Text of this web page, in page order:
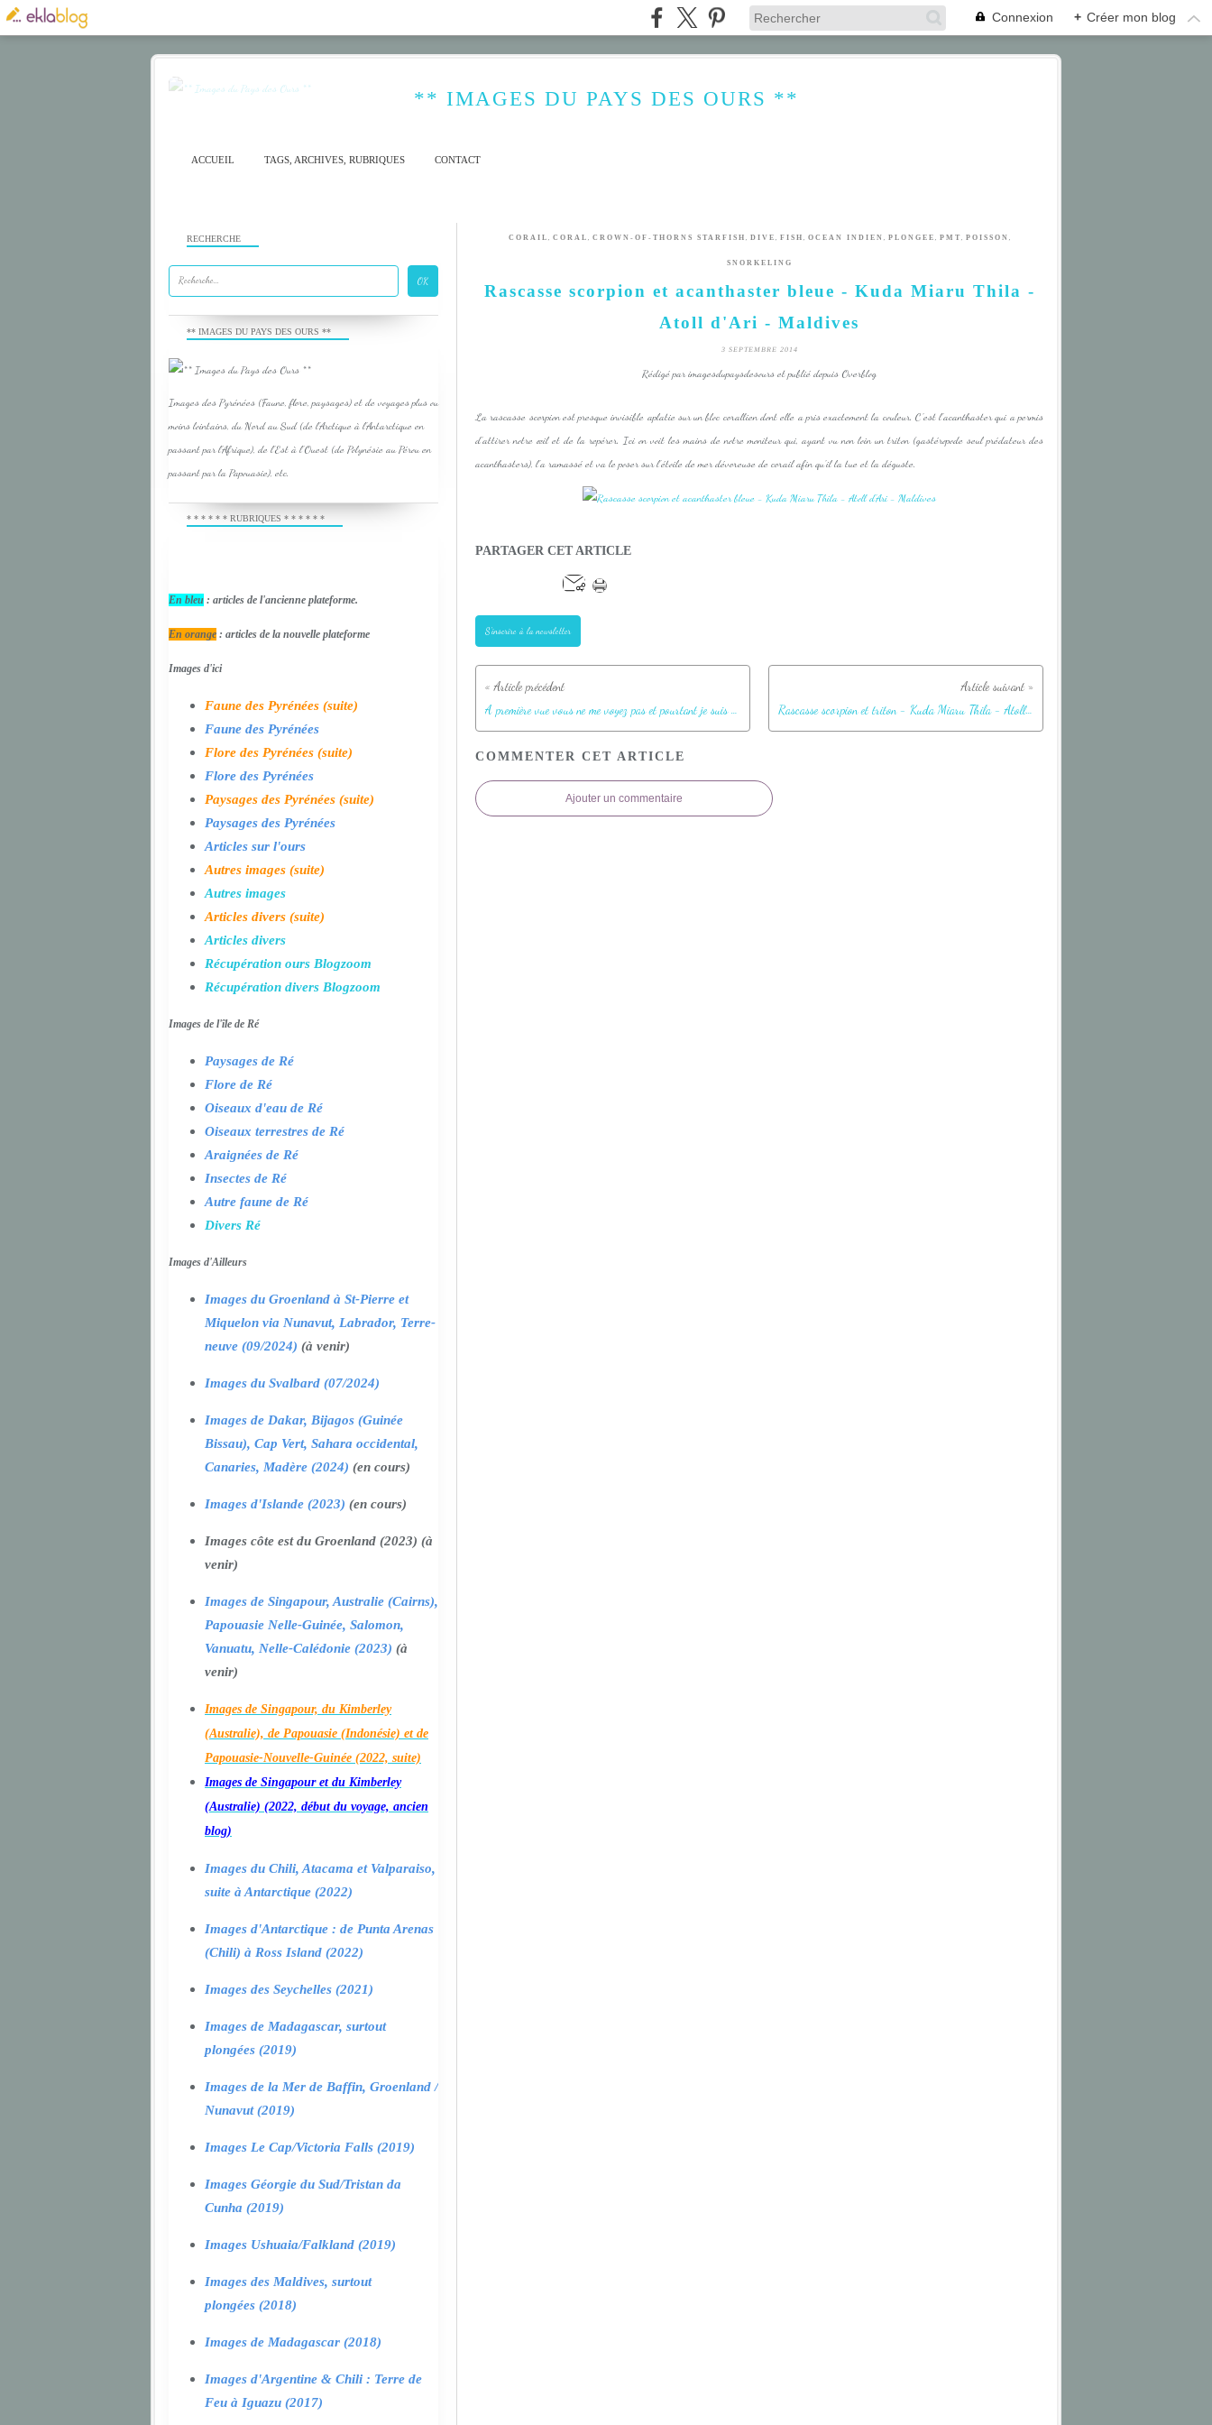
Connexion + Créer mon blog
** IMAGES DU PAYS DES OURS **
ACCUEIL TAGS, ARCHIVES, RUBRIQUES CONTACT
CORAIL , CORAL , CROWN-OF-THORNS STARFISH , DIVE , FISH , OCEAN INDIEN , PLONGEE , PMT, POISSON ,
SNORKELING
Rascasse scorpion et acanthaster bleue - Kuda Miaru Thila -
Atoll d'Ari - Maldives
3 SEPTEMBRE 2014
Rédigé par imagesdupaysdesours et publié depuis Overblog
La rascasse scorpion est presque invisible aplatie sur un bloc corallien dont elle a pris exactement la couleur. C'est l'acanthaster qui a permis
d'attirer notre œil et de la repérer. Ici on voit les mains de notre moniteur qui, ayant vu non loin un triton (gastéropode seul prédateur des
acanthasters), l'a ramassé et va le poser sur l'étoile de mer dévoreuse de corail afin qu'il la tue et la déguste.
PARTAGER CET ARTICLE
S'inscrire à la newsletter
A première vue vous ne me voyez pas et pourtant je suis bien là ! - Kuda Miaru Thila - Atoll d'Ari - Maldives Rascasse scorpion et triton - Kuda Miaru Thila - Atoll d'Ari - Maldives
COMMENTER CET ARTICLE
Ajouter un commentaire
RECHERCHE
** IMAGES DU PAYS DES OURS **
Images des Pyrénées (Faune, flore, paysages) et de voyages plus ou
moins lointains, du Nord au Sud (de l'Arctique à l'Antarctique en
passant par l'Afrique), de l'Est à l'Ouest (de Polynésie au Pérou en
passant par la Papouasie), etc.
* * * * * * RUBRIQUES * * * * * *
En bleu : articles de l'ancienne plateforme.
En orange : articles de la nouvelle plateforme
Images d'ici
Faune des Pyrénées (suite)
Faune des Pyrénées
Flore des Pyrénées (suite)
Flore des Pyrénées
Paysages des Pyrénées (suite)
Paysages des Pyrénées
Articles sur l'ours
Autres images (suite)
Autres images
Articles divers (suite)
Articles divers
Récupération ours Blogzoom
Récupération divers Blogzoom
Images de l'île de Ré
Paysages de Ré
Flore de Ré
Oiseaux d'eau de Ré
Oiseaux terrestres de Ré
Araignées de Ré
Insectes de Ré
Autre faune de Ré
Divers Ré
Images d'Ailleurs
Images du Groenland à St-Pierre et
Miquelon via Nunavut, Labrador, Terre-
neuve (09/2024) (à venir)
Images du Svalbard (07/2024)
Images de Dakar, Bijagos (Guinée
Bissau), Cap Vert, Sahara occidental,
Canaries, Madère (2024) (en cours)
Images d'Islande (2023) (en cours)
Images côte est du Groenland (2023) (à
venir)
Images de Singapour, Australie (Cairns),
Papouasie Nelle-Guinée, Salomon,
Vanuatu, Nelle-Calédonie (2023) (à
venir)
Images de Singapour, du Kimberley
(Australie), de Papouasie (Indonésie) et de
Papouasie-Nouvelle-Guinée (2022, suite)
Images de Singapour et du Kimberley
(Australie) (2022, début du voyage, ancien
blog)
Images du Chili, Atacama et Valparaiso,
suite à Antarctique (2022)
Images d'Antarctique : de Punta Arenas
(Chili) à Ross Island (2022)
Images des Seychelles (2021)
Images de Madagascar, surtout
plongées (2019)
Images de la Mer de Baffin, Groenland /
Nunavut (2019)
Images Le Cap/Victoria Falls (2019)
Images Géorgie du Sud/Tristan da
Cunha (2019)
Images Ushuaia/Falkland (2019)
Images des Maldives, surtout
plongées (2018)
Images de Madagascar (2018)
Images d'Argentine & Chili : Terre de
Feu à Iguazu (2017)